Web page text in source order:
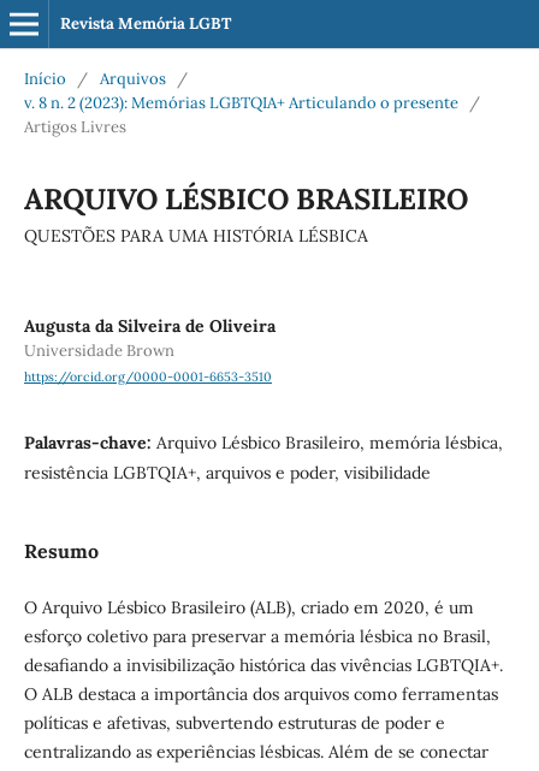
Revista Memória LGBT
Início / Arquivos
/
v. 8 n. 2 (2023): Memórias LGBTQIA+ Articulando o presente
/
Artigos Livres
ARQUIVO LÉSBICO BRASILEIRO
QUESTÕES PARA UMA HISTÓRIA LÉSBICA
Augusta da Silveira de Oliveira
Universidade Brown
https://orcid.org/0000-0001-6653-3510
Palavras-chave: Arquivo Lésbico Brasileiro, memória lésbica,
resistência LGBTQIA+, arquivos e poder, visibilidade
Resumo
O Arquivo Lésbico Brasileiro (ALB), criado em 2020, é um
esforço coletivo para preservar a memória lésbica no Brasil,
desafiando a invisibilização histórica das vivências LGBTQIA+.
O ALB destaca a importância dos arquivos como ferramentas
políticas e afetivas, subvertendo estruturas de poder e
centralizando as experiências lésbicas. Além de se conectar